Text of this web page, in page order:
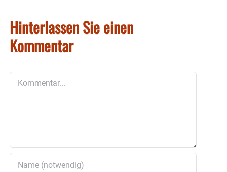
Hinterlassen Sie einen
Kommentar